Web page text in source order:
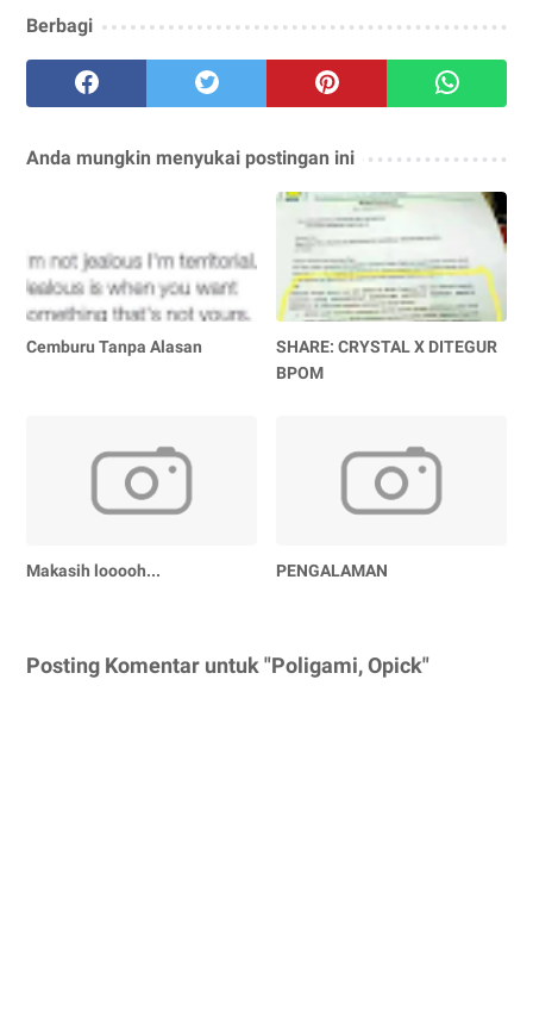
Berbagi
Anda mungkin menyukai postingan ini
Cemburu Tanpa Alasan
SHARE: CRYSTAL X DITEGUR
BPOM
Makasih looooh... PENGALAMAN
Posting Komentar untuk "Poligami, Opick"